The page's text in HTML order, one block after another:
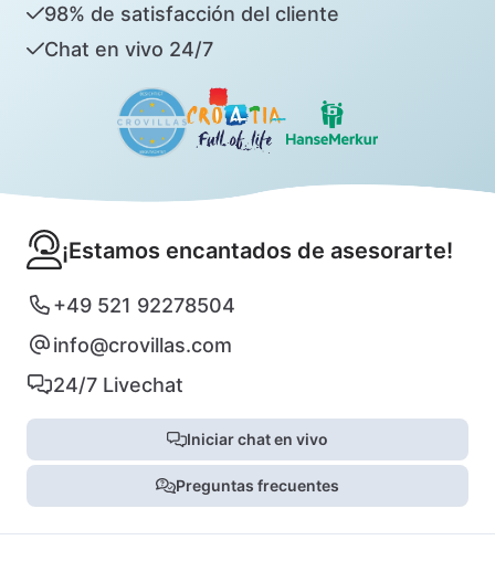
98% de satisfacción del cliente
Chat en vivo 24/7
¡Estamos encantados de asesorarte!
+49 521 92278504
info@crovillas.com
24/7 Livechat
Iniciar chat en vivo
Preguntas frecuentes